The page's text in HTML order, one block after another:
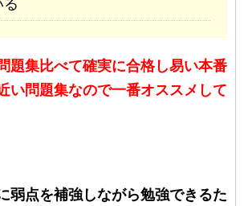
題集比べて確実に合格し易い本番
い問題集なので一番オススメして
弱点を補強しながら勉強できるた